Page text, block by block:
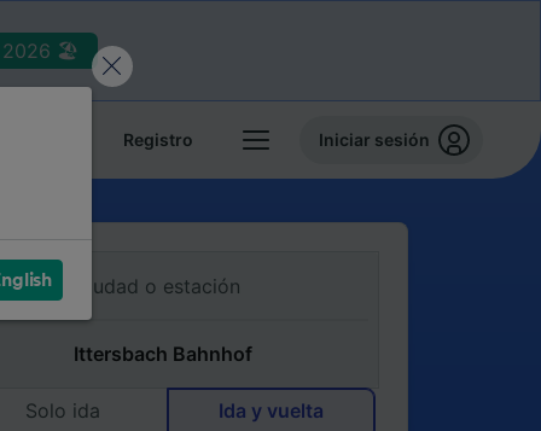
2026 🏖️
Registro Iniciar sesión
Solo ida Ida y vuelta